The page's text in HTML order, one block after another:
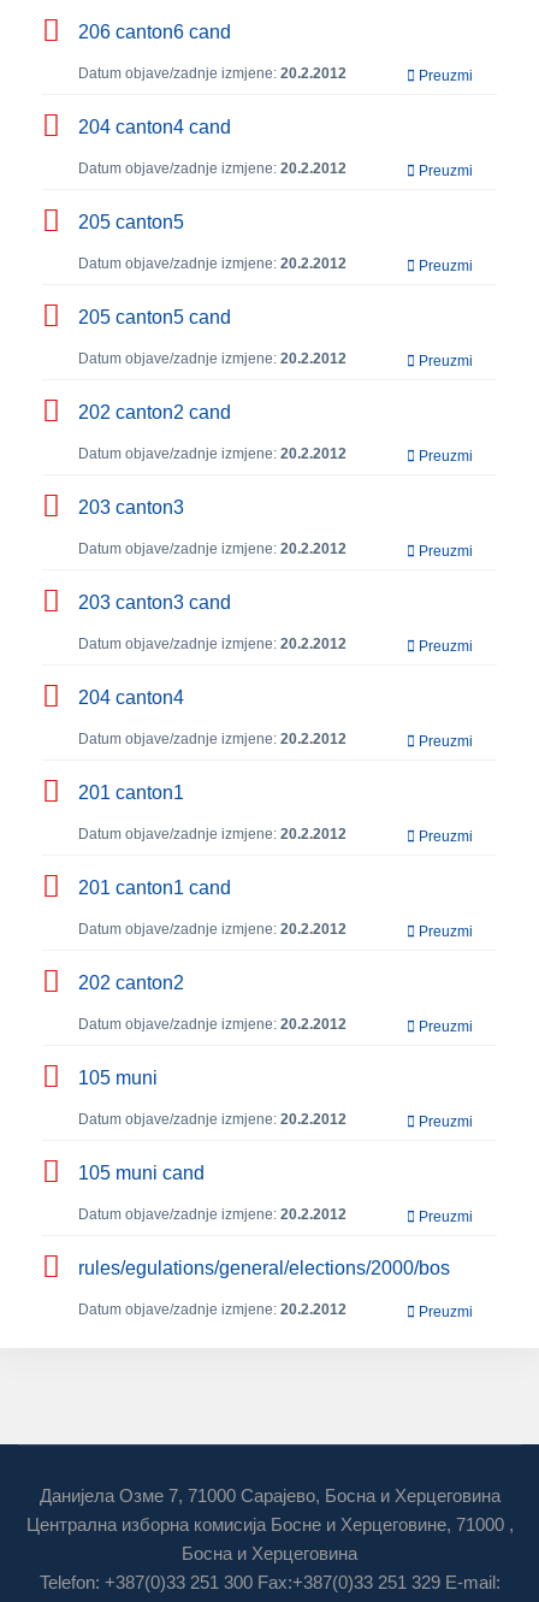
206 canton6 cand
Datum objave/zadnje izmjene: 20.2.2012 Preuzmi
204 canton4 cand
Datum objave/zadnje izmjene: 20.2.2012 Preuzmi
205 canton5
Datum objave/zadnje izmjene: 20.2.2012 Preuzmi
205 canton5 cand
Datum objave/zadnje izmjene: 20.2.2012 Preuzmi
202 canton2 cand
Datum objave/zadnje izmjene: 20.2.2012 Preuzmi
203 canton3
Datum objave/zadnje izmjene: 20.2.2012 Preuzmi
203 canton3 cand
Datum objave/zadnje izmjene: 20.2.2012 Preuzmi
204 canton4
Datum objave/zadnje izmjene: 20.2.2012 Preuzmi
201 canton1
Datum objave/zadnje izmjene: 20.2.2012 Preuzmi
201 canton1 cand
Datum objave/zadnje izmjene: 20.2.2012 Preuzmi
202 canton2
Datum objave/zadnje izmjene: 20.2.2012 Preuzmi
105 muni
Datum objave/zadnje izmjene: 20.2.2012 Preuzmi
105 muni cand
Datum objave/zadnje izmjene: 20.2.2012 Preuzmi
rules/egulations/general/elections/2000/bos
Datum objave/zadnje izmjene: 20.2.2012 Preuzmi
Данијела Озме 7, 71000 Сарајево, Босна и Херцеговина
Централна изборна комисија Босне и Херцеговине, 71000 ,
Босна и Херцеговина
Telefon: +387(0)33 251 300 Fax:+387(0)33 251 329 E-mail: